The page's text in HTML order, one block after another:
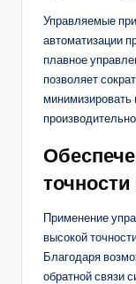
Управляемые
автоматизации
плавное
позволяет
минимизировать
Применение
высокой
Благодаря
обратной связи